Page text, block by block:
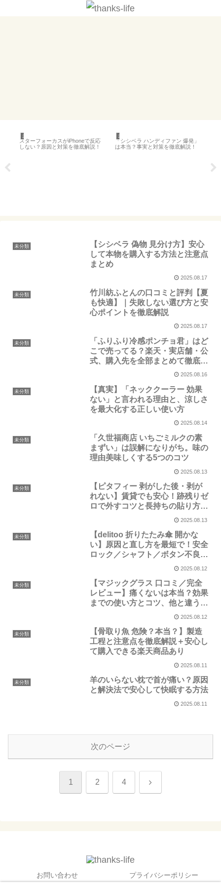
未分類
スターフォーカスがiPhoneで反応
しない？原因と対策を徹底解説！
未分類
「シシベラ ハンディファン 爆発」
は本当？事実と対策を徹底解説！
未分類
【シシベラ 偽物 見分け方】安心
して本物を購入する方法と注意点
まとめ
2025.08.17
未分類
竹川紡ふとんの口コミと評判【夏
も快適】｜失敗しない選び方と安
心ポイントを徹底解説
2025.08.17
未分類
「ふりふり冷感ポンチョ君」はど
こで売ってる？楽天・実店舗・公
式、購入先を全部まとめて徹底解
2025.08.16
未分類
【真実】「ネッククーラー 効果
ない」と言われる理由と、涼しさ
を最大化する正しい使い方
2025.08.14
未分類
「久世福商店 いちごミルクの素
まずい」は誤解になりがち。味の
理由美味しくする5つのコツ
2025.08.13
未分類
【ピタフィー 剥がした後・剥が
れない】賃貸でも安心！跡残りゼ
ロで外すコツと長持ちの貼り方、
2025.08.13
未分類
【delitoo 折りたたみ傘 開かな
い】原因と直し方を最短で！安全
ロック／シャフト／ボタン不良の
2025.08.12
未分類
【マジックグラス 口コミ／完全
レビュー】痛くないは本当？効果
までの使い方とコツ、他と違う秘
2025.08.12
未分類
【骨取り魚 危険？本当？】製造
工程と注意点を徹底解説＋安心し
て購入できる楽天商品あり
2025.08.11
未分類
羊のいらない枕で首が痛い？原因
と解決法で安心して快眠する方法
2025.08.11
次のページ
1 2 4 次
お問い合わせ プライバシーポリシー